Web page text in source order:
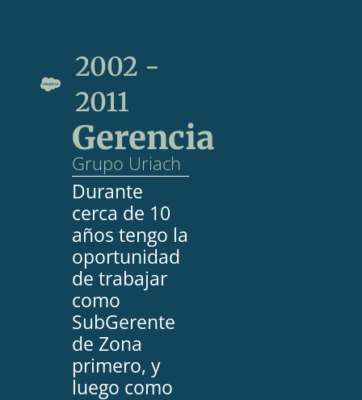
2002 -
2011
Gerencia
Grupo Uriach
Durante
cerca de 10
años tengo la
oportunidad
de trabajar
como
SubGerente
de Zona
primero, y
luego como